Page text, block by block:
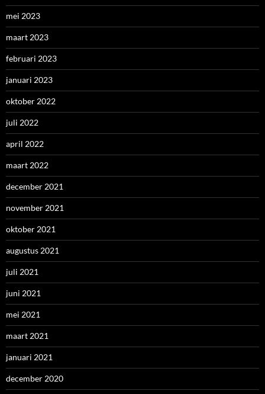
mei 2023
maart 2023
februari 2023
januari 2023
oktober 2022
juli 2022
april 2022
maart 2022
december 2021
november 2021
oktober 2021
augustus 2021
juli 2021
juni 2021
mei 2021
maart 2021
januari 2021
december 2020